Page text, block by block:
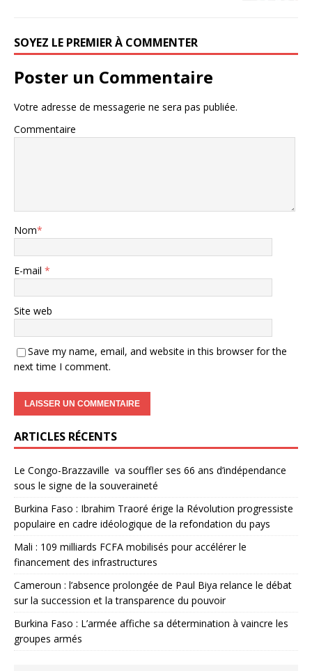
SOYEZ LE PREMIER À COMMENTER
Poster un Commentaire
Votre adresse de messagerie ne sera pas publiée.
Commentaire
Nom*
E-mail *
Site web
Save my name, email, and website in this browser for the
next time I comment.
ARTICLES RÉCENTS
Le Congo-Brazzaville va souffler ses 66 ans d’indépendance
sous le signe de la souveraineté
Burkina Faso : Ibrahim Traoré érige la Révolution progressiste
populaire en cadre idéologique de la refondation du pays
Mali : 109 milliards FCFA mobilisés pour accélérer le
financement des infrastructures
Cameroun : l’absence prolongée de Paul Biya relance le débat
sur la succession et la transparence du pouvoir
Burkina Faso : L’armée affiche sa détermination à vaincre les
groupes armés